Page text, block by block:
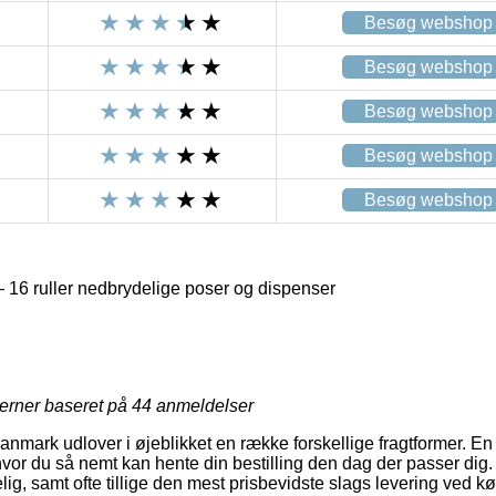
Besøg webshop
Besøg webshop
Besøg webshop
Besøg webshop
Besøg webshop
ruller nedbrydelige poser og dispenser
baseret på 44 anmeldelser
udlover i øjeblikket en række forskellige fragtformer.
du så nemt kan hente din bestilling den dag der passer
samt ofte tillige den mest prisbevidste slags levering ved